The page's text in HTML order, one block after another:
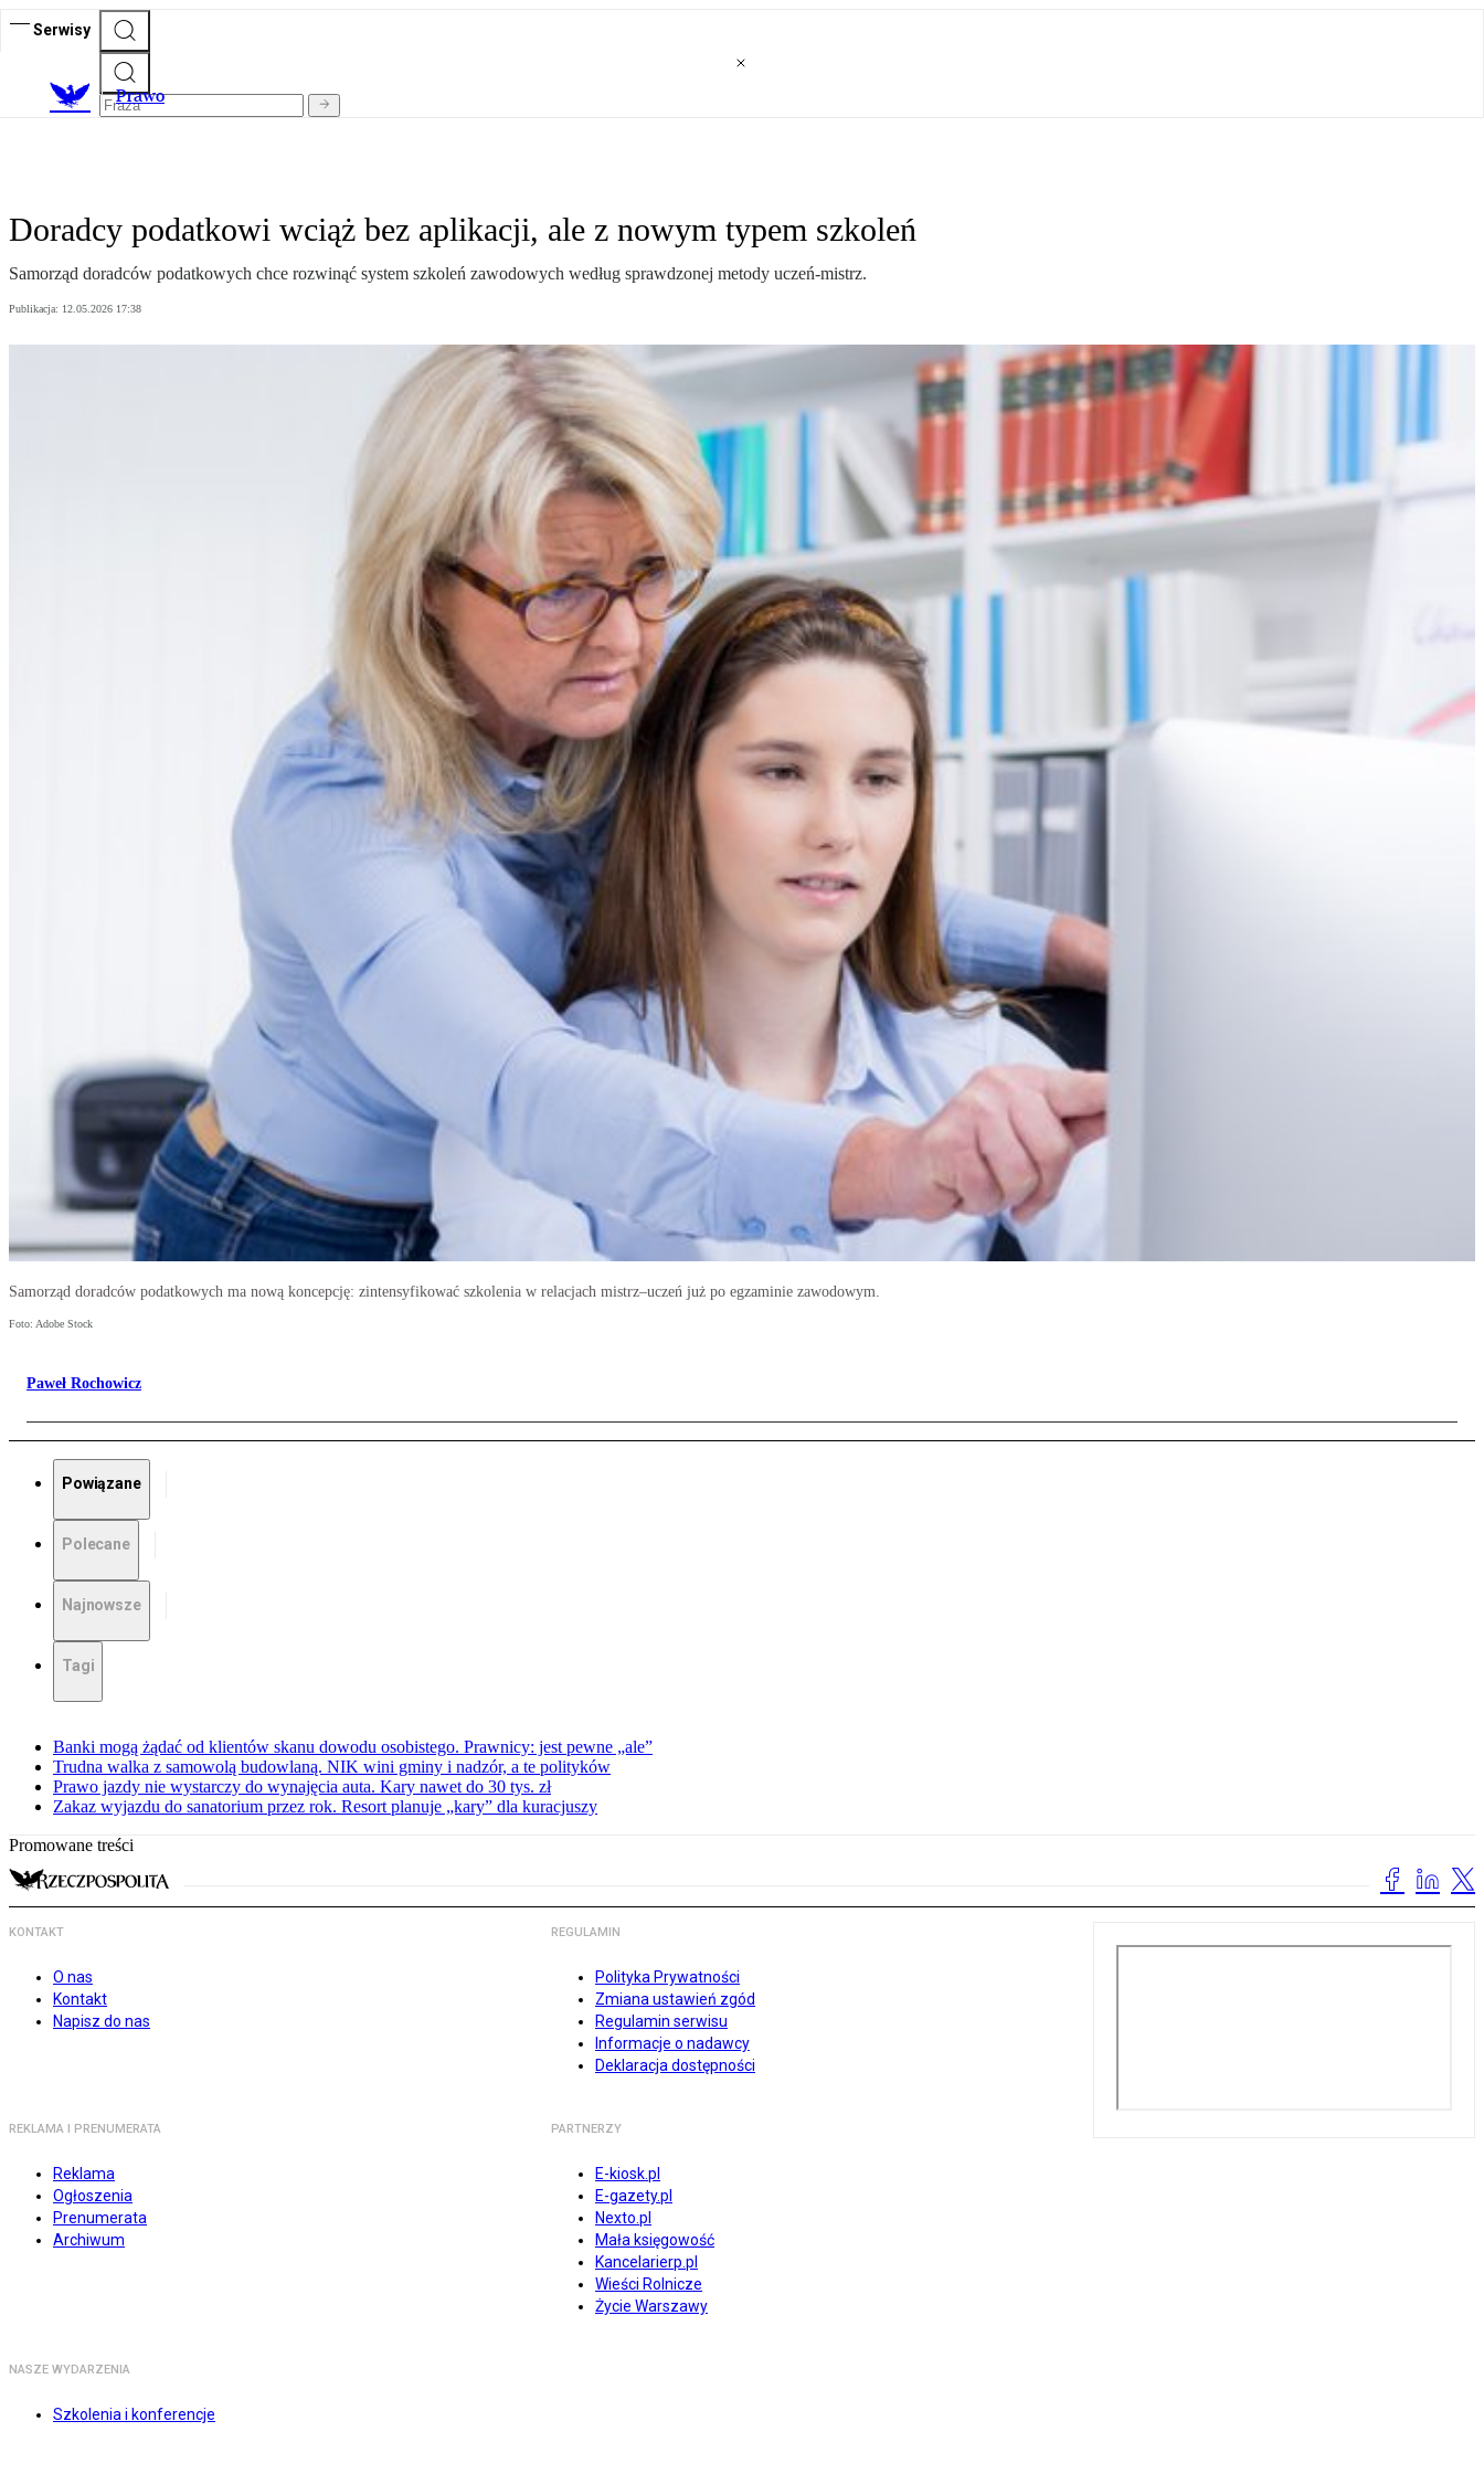
Serwisy
Prawo
Doradcy podatkowi wciąż bez aplikacji, ale z nowym typem szkoleń
Samorząd doradców podatkowych chce rozwinąć system szkoleń zawodowych według sprawdzonej metody uczeń-mistrz.
Publikacja: 12.05.2026 17:38
Samorząd doradców podatkowych ma nową koncepcję: zintensyfikować szkolenia w relacjach mistrz–uczeń już po egzaminie zawodowym.
Foto: Adobe Stock
Paweł Rochowicz
Powiązane
Polecane
Najnowsze
Tagi
Banki mogą żądać od klientów skanu dowodu osobistego. Prawnicy: jest pewne „ale”
Trudna walka z samowolą budowlaną. NIK wini gminy i nadzór, a te polityków
Prawo jazdy nie wystarczy do wynajęcia auta. Kary nawet do 30 tys. zł
Zakaz wyjazdu do sanatorium przez rok. Resort planuje „kary” dla kuracjuszy
Promowane treści
KONTAKT
O nas
Kontakt
Napisz do nas
REGULAMIN
Polityka Prywatności
Zmiana ustawień zgód
Regulamin serwisu
Informacje o nadawcy
Deklaracja dostępności
REKLAMA I PRENUMERATA
Reklama
Ogłoszenia
Prenumerata
Archiwum
PARTNERZY
E-kiosk.pl
E-gazety.pl
Nexto.pl
Mała księgowość
Kancelarierp.pl
Wieści Rolnicze
Życie Warszawy
NASZE WYDARZENIA
Szkolenia i konferencje